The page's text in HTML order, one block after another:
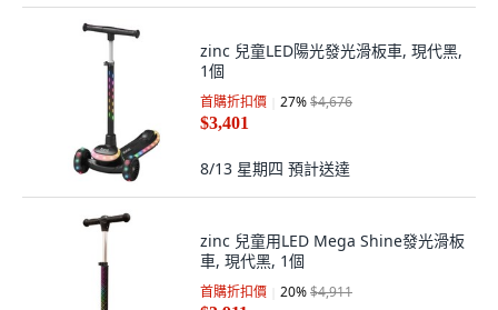
zinc 兒童LED陽光發光滑板車, 現代黑,
1個
首購折扣價 27%$4,676
$3,401
8/13 星期四 預計送達
zinc 兒童用LED Mega Shine發光滑板
車, 現代黑, 1個
首購折扣價 20%$4,911